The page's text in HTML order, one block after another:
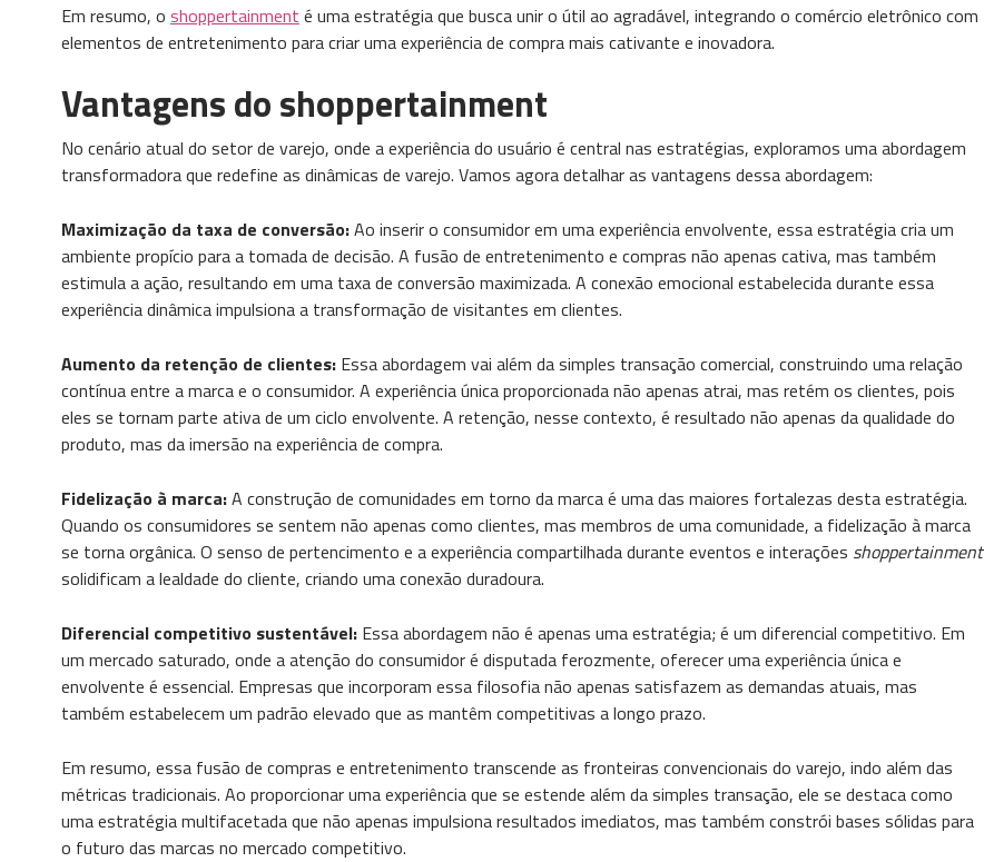
Em resumo, o shoppertainment é uma estratégia que busca unir o útil ao agradável, integrando o comércio eletrônico com
elementos de entretenimento para criar uma experiência de compra mais cativante e inovadora.
Vantagens do shoppertainment
No cenário atual do setor de varejo, onde a experiência do usuário é central nas estratégias, exploramos uma abordagem
transformadora que redefine as dinâmicas de varejo. Vamos agora detalhar as vantagens dessa abordagem:
Maximização da taxa de conversão:Ao inserir o consumidor em uma experiência envolvente, essa estratégia cria um
ambiente propício para a tomada de decisão. A fusão de entretenimento e compras não apenas cativa, mas também
estimula a ação, resultando em uma taxa de conversão maximizada. A conexão emocional estabelecida durante essa
experiência dinâmica impulsiona a transformação de visitantes em clientes.
Aumento da retenção de clientes: Essa abordagem vai além da simples transação comercial, construindo uma relação
contínua entre a marca e o consumidor. A experiência única proporcionada não apenas atrai, mas retém os clientes, pois
eles se tornam parte ativa de um ciclo envolvente. A retenção, nesse contexto, é resultado não apenas da qualidade do
produto, mas da imersão na experiência de compra.
Fidelização à marca:A construção de comunidades em torno da marca é uma das maiores fortalezas desta estratégia.
Quando os consumidores se sentem não apenas como clientes, mas membros de uma comunidade, a fidelização à marca
se torna orgânica. O senso de pertencimento e a experiência compartilhada durante eventos e interações shoppertainment
solidificam a lealdade do cliente, criando uma conexão duradoura.
Diferencial competitivo sustentável:Essa abordagem não é apenas uma estratégia; é um diferencial competitivo. Em
um mercado saturado, onde a atenção do consumidor é disputada ferozmente, oferecer uma experiência única e
envolvente é essencial. Empresas que incorporam essa filosofia não apenas satisfazem as demandas atuais, mas
também estabelecem um padrão elevado que as mantêm competitivas a longo prazo.
Em resumo, essa fusão de compras e entretenimento transcende as fronteiras convencionais do varejo, indo além das
métricas tradicionais. Ao proporcionar uma experiência que se estende além da simples transação, ele se destaca como
uma estratégia multifacetada que não apenas impulsiona resultados imediatos, mas também constrói bases sólidas para
o futuro das marcas no mercado competitivo.